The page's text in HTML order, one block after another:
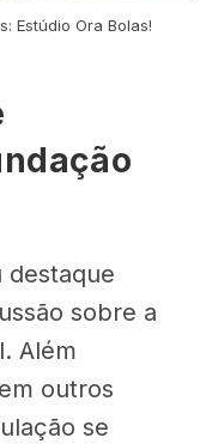
Estúdio Ora Bolas!
destaque
sobre a
Além
outros
se